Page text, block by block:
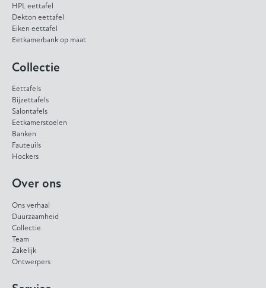
HPL eettafel
Dekton eettafel
Eiken eettafel
Eetkamerbank op maat
Collectie
Eettafels
Bijzettafels
Salontafels
Eetkamerstoelen
Banken
Fauteuils
Hockers
Over ons
Ons verhaal
Duurzaamheid
Collectie
Team
Zakelijk
Ontwerpers